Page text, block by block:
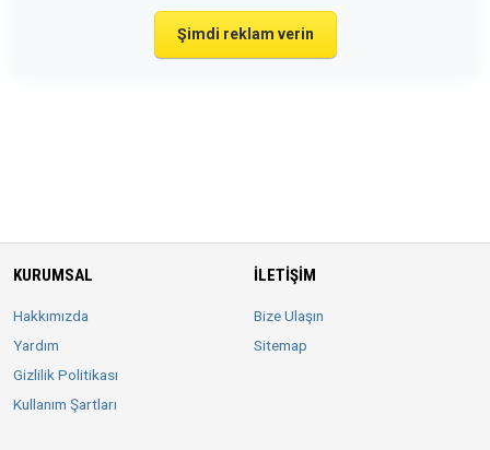
Şimdi reklam verin
KURUMSAL
Hakkımızda
Yardım
Gizlilik Politikası
Kullanım Şartları
İLETIŞIM
Bize Ulaşın
Sitemap